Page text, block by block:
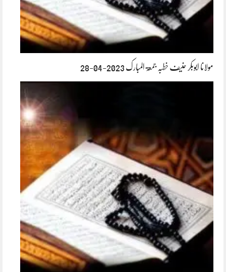
مولانا ابوبکر حنیف خطبہ جمعۃ المبارک 2023-04-28